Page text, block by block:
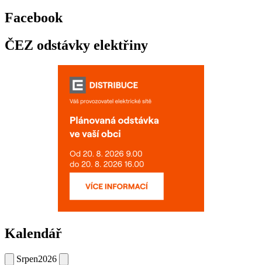
Facebook
ČEZ odstávky elektřiny
Kalendář
Srpen2026